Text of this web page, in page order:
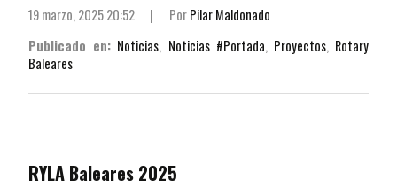
19 marzo, 2025 20:52 | PorPilar Maldonado
Publicado en: Noticias, Noticias #Portada, Proyectos, Rotary
Baleares
RYLA Baleares 2025